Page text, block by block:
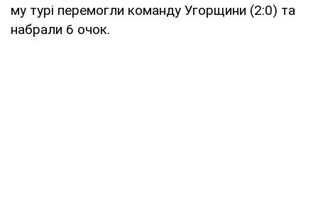
му турі перемогли команду Угорщини (2:0) та
набрали 6 очок.